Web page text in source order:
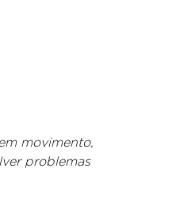
movimento,
problemas